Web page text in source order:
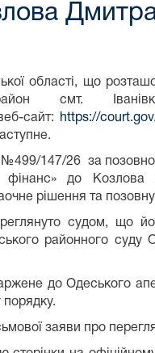
Дмитра
області, що
смт.
сайт: https://
№499/147/26 за
фінанс» до
рішення та
судом, що
районного суду
до Одеського
заяви про